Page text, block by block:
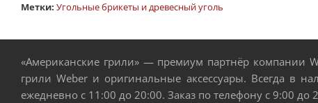
Метки: Угольные брикеты и древесный уголь
«Американские грили» — премиум партнёр компании
грили Weber и оригинальные аксессуары. Всегда в
ежедневно с 11:00 до 20:00. Заказ по телефону с 9:00 до